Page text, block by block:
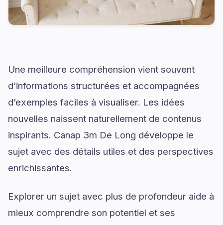
Une meilleure compréhension vient souvent
d’informations structurées et accompagnées
d’exemples faciles à visualiser. Les idées
nouvelles naissent naturellement de contenus
inspirants. Canap 3m De Long développe le
sujet avec des détails utiles et des perspectives
enrichissantes.
Explorer un sujet avec plus de profondeur aide à
mieux comprendre son potentiel et ses